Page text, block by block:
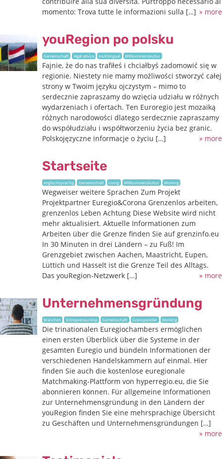
momento: Trova tutte le informazioni sulla […] » more
youRegion po polsku
Gemeinschaft legal advice multilingual Willkommenskultur
Fajnie, że do nas trafiłeś i chciałbyś zadomowić się w
regionie. Niestety nie mamy możliwości stworzyć całej
strony w Twoim języku ojczystym – mimo to
serdecznie zapraszamy do wzięcia udziału w różnych
wydarzeniach i ofertach. Ten Euroregio jest mozaiką
różnych narodowości dlatego serdecznie zapraszamy
do współudziału i współtworzeniu życia bez granic.
Polskojęzyczne informacje o życiu […]
» more
Startseite
englischsprachig Gemeinschaft Living Willkommenskultur Working
Wegweiser weitere Sprachen Zum Projekt
Projektpartner Euregio&Corona Grenzenlos arbeiten,
grenzenlos Leben Achtung Diese Website wird nicht
mehr aktualisiert. Aktuelle Informationen zum
Arbeiten über die Grenze finden Sie auf grenzinfo.eu
In 30 Minuten in drei Ländern – zu Fuß! Im
Grenzgebiet zwischen Aachen, Maastricht, Eupen,
Lüttich und Hasselt ist die Grenze Teil des Alltags.
Das youRegion-Netzwerk […]
» more
Unternehmensgründung
Branchen Entrepreneurship Gemeinschaft Grenzpendler Working
Die trinationalen Euregiochambers ermöglichen
einen ersten Überblick über die Systeme in der
gesamten Euregio und bündeln Informationen der
verschiedenen Handelskammern auf einmal. Hier
finden Sie auch die kostenlose euregionale
Matchmaking-Plattform von hyperregio.eu, die Sie
abonnieren können. Für allgemeine Informationen
zur Unternehmensgründung in den Ländern der
youRegion finden Sie eine mehrsprachige Übersicht
zu Geschäften und Unternehmensgründungen […]
» more